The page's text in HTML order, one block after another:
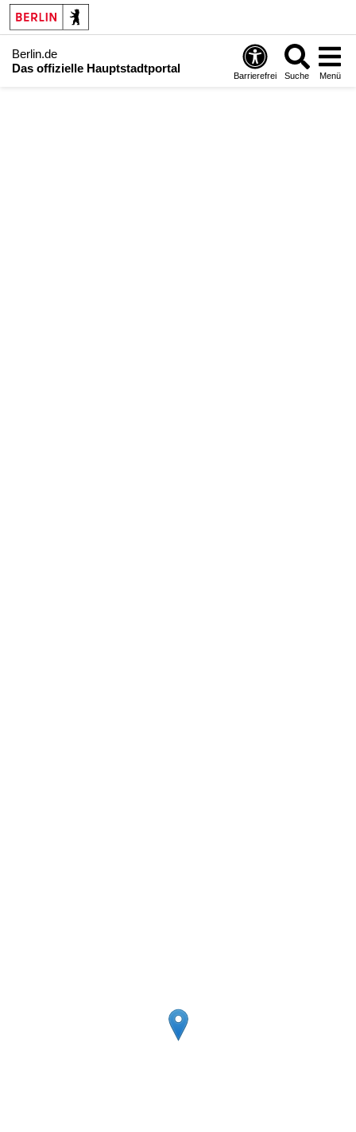
Berlin.de
Das offizielle Hauptstadtportal
Barrierefrei Suche Menü